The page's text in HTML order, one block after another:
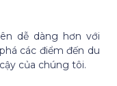
dễ dàng hơn với
các điểm đến du
của chúng tôi.